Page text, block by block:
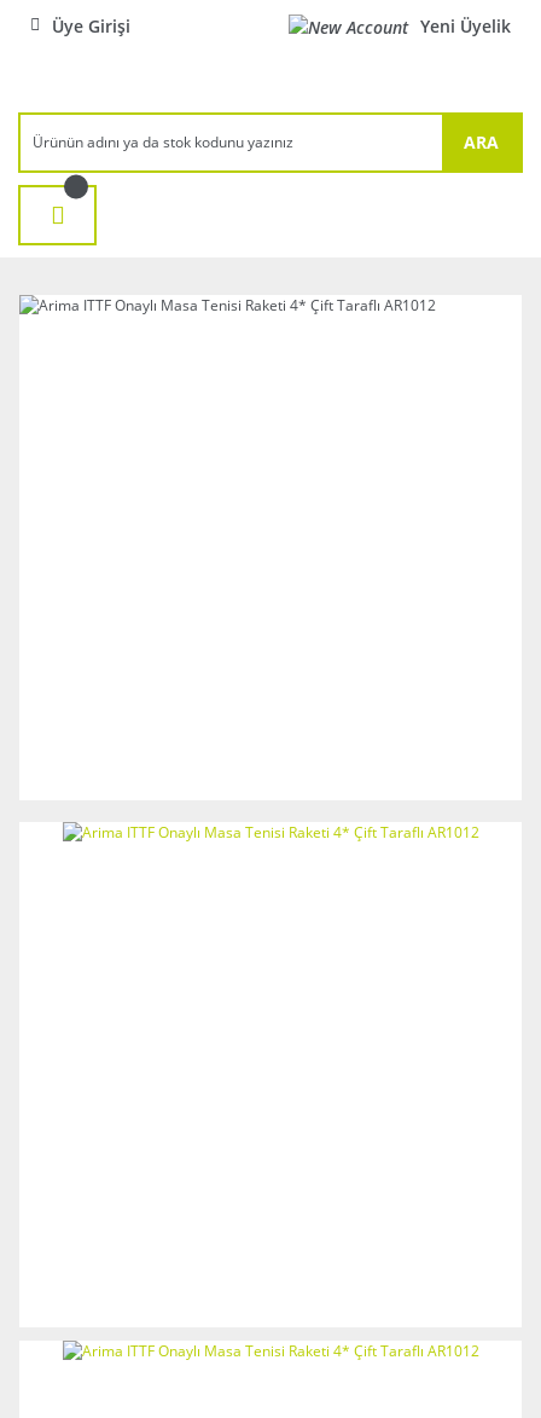
Üye Girişi Yeni Üyelik
ARA